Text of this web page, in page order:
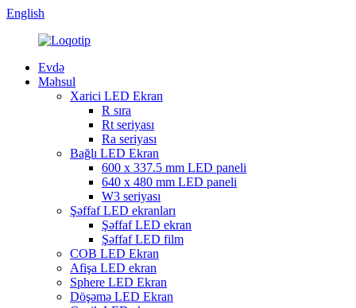
English
Evdə
Məhsul
Xarici LED Ekran
R sıra
Rt seriyası
Ra seriyası
Bağlı LED Ekran
600 x 337.5 mm LED paneli
640 x 480 mm LED paneli
W3 seriyası
Şəffaf LED ekranları
Şəffaf LED ekran
Şəffaf LED film
COB LED Ekran
Afişa LED ekran
Sphere LED Ekran
Döşəmə LED Ekran